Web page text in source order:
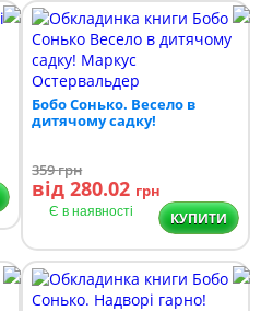
Бобо Сонько. Весело в
дитячому садку!
359грн
від 280.02 грн
Є в наявності КУПИТИ